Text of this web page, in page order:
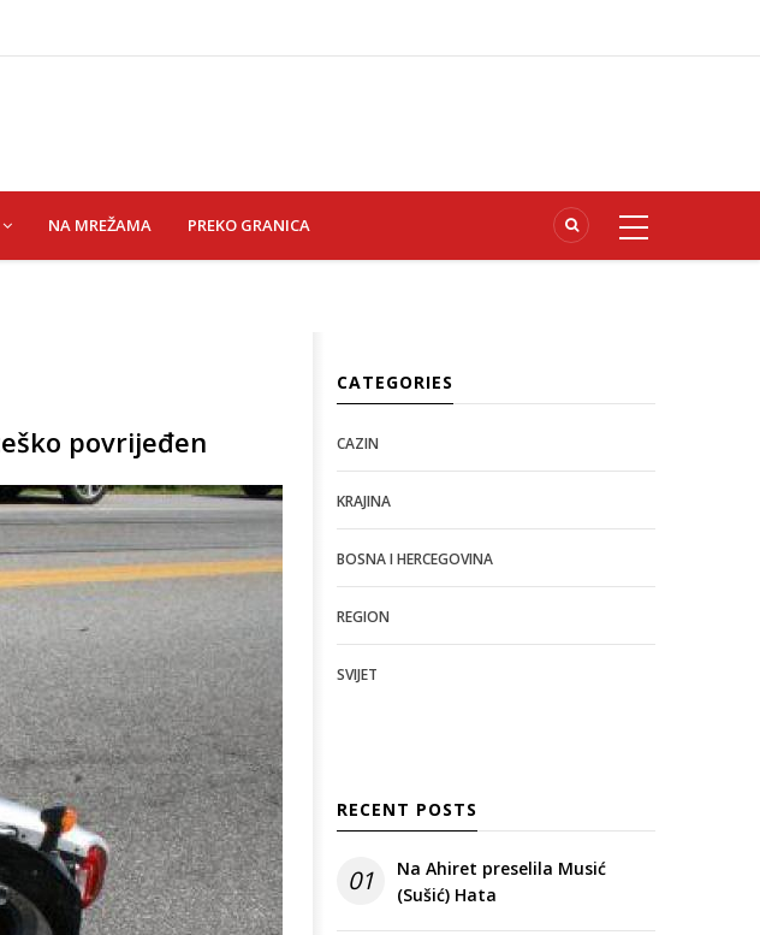
NA MREŽAMA PREKO GRANICA
povrijeđen
CATEGORIES
CAZIN
KRAJINA
BOSNA I HERCEGOVINA
REGION
SVIJET
RECENT POSTS
01
Na Ahiret preselila Musić
(Sušić) Hata